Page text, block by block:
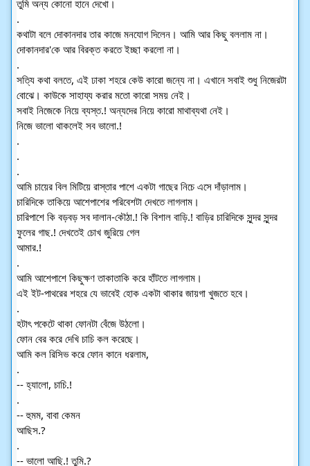
তুমি অন্য কোনো হানে দেখো।
.
কথাটা বলে দোকানদার তার কাজে মনযোগ দিলেন। আমি আর কিছু বললাম না।
দোকানদার'কে আর বিরক্ত করতে ইচ্ছা করলো না।
.
সত্যি কথা বলতে, এই ঢাকা শহরে কেউ কারো জন্যে না। এখানে সবাই শুধু নিজেরটা
বোঝে। কাউকে সাহায্য করার মতো কারো সময় নেই।
সবাই নিজেকে নিয়ে ব্যস্ত.! অন্যদের নিয়ে কারো মাথাব্যথা নেই।
নিজে ভালো থাকলেই সব ভালো.!
.
.
.
আমি চায়ের বিল মিটিয়ে রাস্তার পাশে একটা গাছের নিচে এসে দাঁড়ালাম।
চারিদিকে তাকিয়ে আশেপাশের পরিবেশটা দেখতে লাগলাম।
চারিপাশে কি বড়বড় সব দালান-কৌঠা.! কি বিশাল বাড়ি.! বাড়ির চারিদিকে সুন্দর সুন্দর
ফুলের গাছ.! দেখতেই চোখ জুরিয়ে গেল
আমার.!
.
আমি আশেপাশে কিছুক্ষণ তাকাতাকি করে হাঁটতে লাগলাম।
এই ইট-পাথরের শহরে যে ভাবেই হোক একটা থাকার জায়গা খুজতে হবে।
.
হটাৎ পকেটে থাকা ফোনটা বেঁজে উঠলো।
ফোন বের করে দেখি চাচি কল করেছে।
আমি কল রিসিভ করে ফোন কানে ধরলাম,
.
-- হ্যালো, চাচি.!
.
-- হুমম, বাবা কেমন
আছিস.?
.
-- ভালো আছি.! তুমি.?